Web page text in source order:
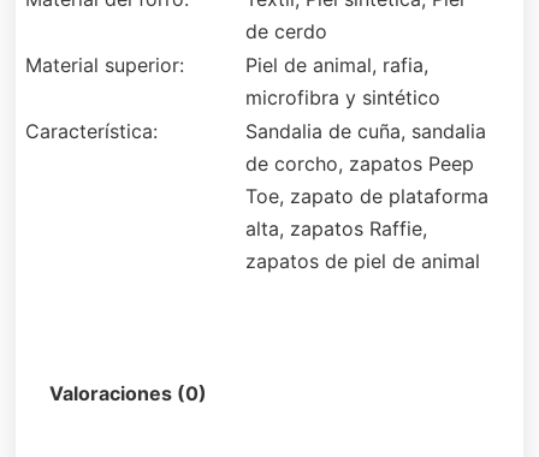
de cerdo
Material superior:
Piel de animal, rafia,
microfibra y sintético
Característica:
Sandalia de cuña, sandalia
de corcho, zapatos Peep
Toe, zapato de plataforma
alta, zapatos Raffie,
zapatos de piel de animal
Valoraciones (0)